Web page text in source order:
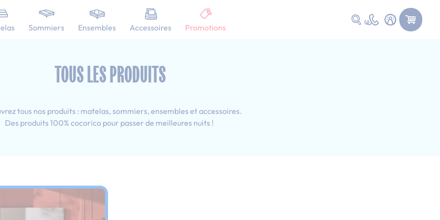
Sommiers Ensembles Accessoires Promotions
Faire une recherche
cm
TOUS LES PRODUITS
tous nos produits : matelas, sommiers, ensembles et accessoires.
Des produits 100% cocorico pour passer de meilleures nuits !